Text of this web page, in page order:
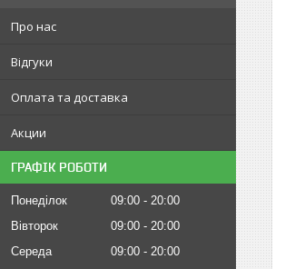
Про нас
Відгуки
Оплата та доставка
Акции
ГРАФІК РОБОТИ
Понеділок 09:00
20:00
Вівторок
09:00
20:00
Середа
09:00
20:00